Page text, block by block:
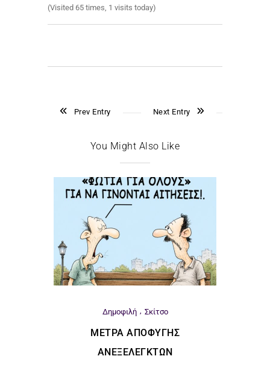
(Visited 65 times, 1 visits today)
Prev Entry Next Entry
You Might Also Like
Δημοφιλή Σκίτσο
ΜΈΤΡΑ ΑΠΟΦΥΓΉΣ
ΑΝΕΞΈΛΕΓΚΤΩΝ